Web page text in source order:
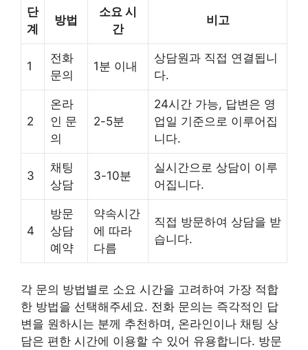
단
계
방법
소요 시
간
비고
1
전화
문의
1분 이내
상담원과 직접 연결됩니
다.
2
온라
인 문
의
2-5분
24시간 가능, 답변은 영
업일 기준으로 이루어집
니다.
3
채팅
상담
3-10분
실시간으로 상담이 이루
어집니다.
4
방문
상담
예약
약속시간
에 따라
다름
직접 방문하여 상담을 받
습니다.
각 문의 방법별로 소요 시간을 고려하여 가장 적합
한 방법을 선택해주세요. 전화 문의는 즉각적인 답
변을 원하시는 분께 추천하며, 온라인이나 채팅 상
담은 편한 시간에 이용할 수 있어 유용합니다. 방문